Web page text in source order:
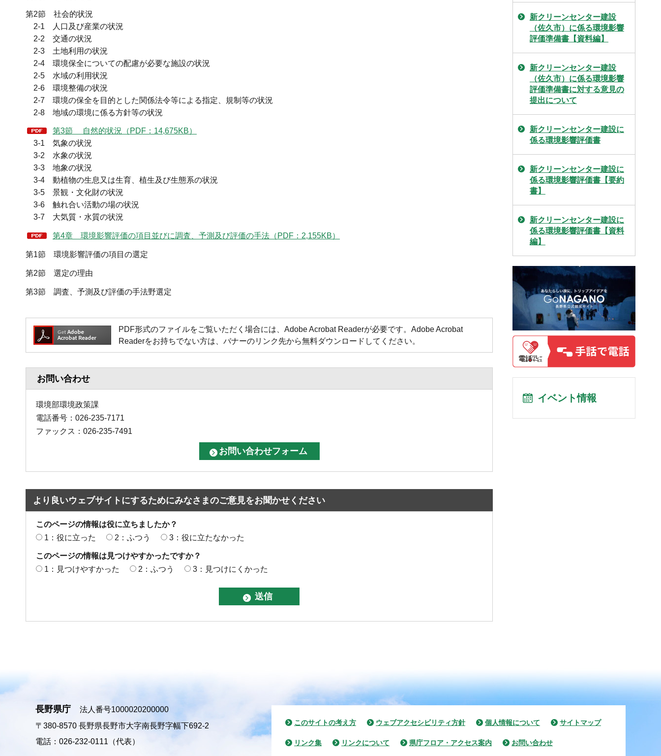
第2節 社会的状況
2-1 人口及び産業の状況
2-2 交通の状況
2-3 土地利用の状況
2-4 環境保全についての配慮が必要な施設の状況
2-5 水域の利用状況
2-6 環境整備の状況
2-7 環境の保全を目的とした関係法令等による指定、規制等の状況
2-8 地域の環境に係る方針等の状況
第3節 自然的状況（PDF：14,675KB）
3-1 気象の状況
3-2 水象の状況
3-3 地象の状況
3-4 動植物の生息又は生育、植生及び生態系の状況
3-5 景観・文化財の状況
3-6 触れ合い活動の場の状況
3-7 大気質・水質の状況
第4章 環境影響評価の項目並びに調査、予測及び評価の手法（PDF：2,155KB）
第1節 環境影響評価の項目の選定
第2節 選定の理由
第3節 調査、予測及び評価の手法野選定
PDF形式のファイルをご覧いただく場合には、Adobe Acrobat Readerが必要です。Adobe Acrobat
Readerをお持ちでない方は、バナーのリンク先から無料ダウンロードしてください。
お問い合わせ
環境部環境政策課
電話番号：026-235-7171
ファックス：026-235-7491
より良いウェブサイトにするためにみなさまのご意見をお聞かせください
このページの情報は役に立ちましたか？
1：役に立った
2：ふつう 3：役に立たなかった
このページの情報は見つけやすかったですか？
1：見つけやすかった
2：ふつう 3：見つけにくかった
新クリーンセンター建設
（佐久市）に係る環境影響
評価準備書【資料編】
新クリーンセンター建設
（佐久市）に係る環境影響
評価準備書に対する意見の
提出について
新クリーンセンター建設に
係る環境影響評価書
新クリーンセンター建設に
係る環境影響評価書【要約
書】
新クリーンセンター建設に
係る環境影響評価書【資料
編】
イベント情報
長野県庁
法人番号1000020200000
〒380-8570 長野県長野市大字南長野字幅下692-2
電話：026-232-0111（代表）
このサイトの考え方 ウェブアクセシビリティ方針 個人情報について サイトマップ
リンク集 リンクについて 県庁フロア・アクセス案内 お問い合わせ